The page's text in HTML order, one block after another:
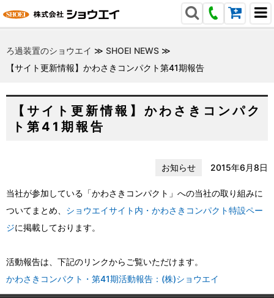
ろ過装置のショウエイ ≫ SHOEI NEWS ≫
【サイト更新情報】かわさきコンパクト第41期報告
【サイト更新情報】かわさきコンパク
ト第41期報告
お知らせ 2015年6月8日
当社が参加している「かわさきコンパクト」への当社の取り組みに
ついてまとめ、 ショウエイサイト内・かわさきコンパクト特設ペー
ジに掲載しております。
活動報告は、下記のリンクからご覧いただけます。
かわさきコンパクト・第41期活動報告：(株)ショウエイ